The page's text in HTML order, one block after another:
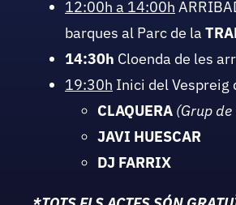
12:00h a 14:00h
barques al Parc de la
14:30h Cloenda de les
19:30h Inici del Vespreig
CLAQUERA (Grup
JAVI HUESCAR
DJ FARRIX